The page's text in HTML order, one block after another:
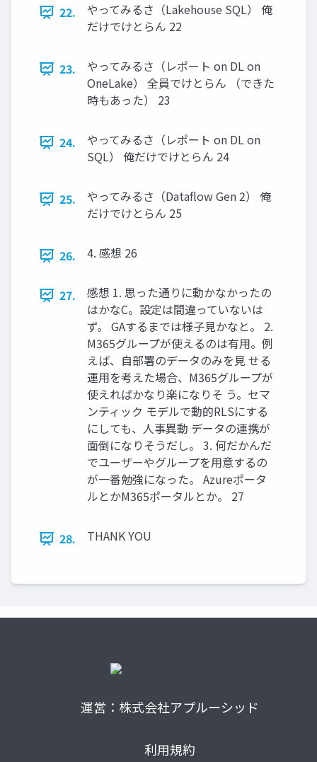
22.
やってみるさ（Lakehouse SQL） 俺
だけでけとらん 22
23.
やってみるさ（レポート on DL on
OneLake） 全員でけとらん （できた
時もあった） 23
24.
やってみるさ（レポート on DL on
SQL） 俺だけでけとらん 24
25.
やってみるさ（Dataflow Gen 2） 俺
だけでけとらん 25
26. 4. 感想 26
27.
感想 1. 思った通りに動かなかったの
はかなC。設定は間違っていないは
ず。 GAするまでは様子見かなと。 2.
M365グループが使えるのは有用。例
えば、自部署のデータのみを見 せる
運用を考えた場合、M365グループが
使えればかなり楽になりそ う。セマ
ンティック モデルで動的RLSにする
にしても、人事異動 データの連携が
面倒になりそうだし。 3. 何だかんだ
でユーザーやグループを用意するの
が一番勉強になった。 Azureポータ
ルとかM365ポータルとか。 27
28. THANK YOU
運営：株式会社アプルーシッド
利用規約